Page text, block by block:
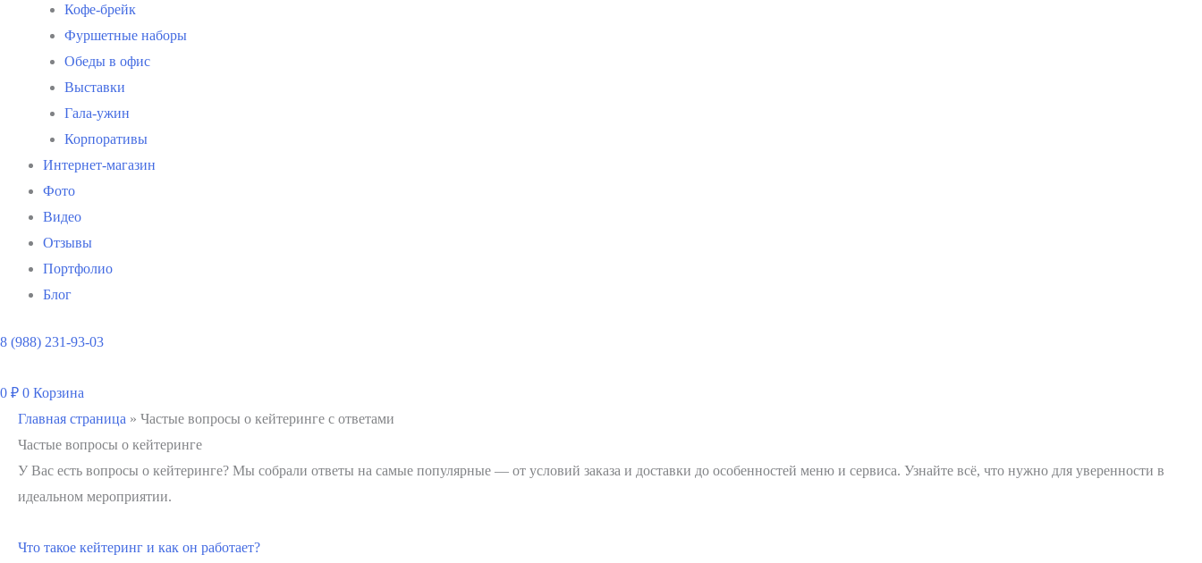
Кофе-брейк
Фуршетные наборы
Обеды в офис
Выставки
Гала-ужин
Корпоративы
Интернет-магазин
Фото
Видео
Отзывы
Портфолио
Блог
8 (988) 231-93-03
0 ₽ 0 Корзина
Главная страница » Частые вопросы о кейтеринге с ответами
Частые вопросы о кейтеринге
У Вас есть вопросы о кейтеринге? Мы собрали ответы на самые популярные — от условий заказа и доставки до особенностей меню и сервиса. Узнайте всё, что нужно для уверенности в
идеальном мероприятии.
Что такое кейтеринг и как он работает?